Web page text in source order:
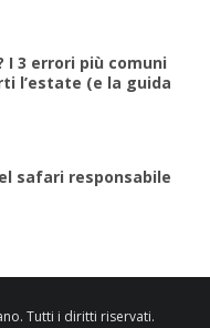
I 3 errori più comuni
l’estate (e la guida
safari responsabile
Tutti i diritti riservati.